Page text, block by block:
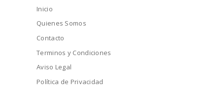
Inicio
Quienes Somos
Contacto
Terminos y Condiciones
Aviso Legal
Política de Privacidad